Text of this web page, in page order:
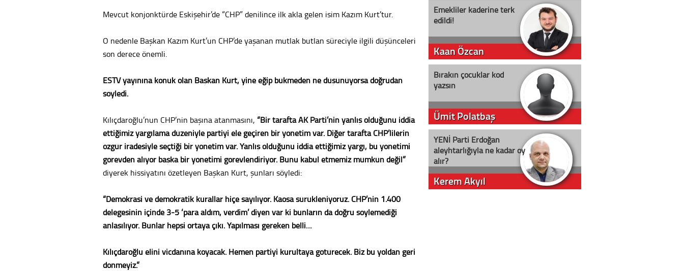
Mevcut konjonktürde Eskişehir’de “CHP” denilince ilk akla gelen isim Kazım Kurt’tur.
O nedenle Başkan Kazım Kurt’un CHP’de yaşanan mutlak butlan süreciyle ilgili düşünceleri
son derece önemli.
ESTV yayınına konuk olan Başkan Kurt, yine eğip bükmeden ne düşünüyorsa doğrudan
söyledi.
Kılıçdaroğlu’nun CHP’nin başına atanmasını, “Bir tarafta AK Parti’nin yanlış olduğunu iddia
ettiğimiz yargılama düzeniyle partiyi ele geçiren bir yönetim var. Diğer tarafta CHP’lilerin
özgür iradesiyle seçtiği bir yönetim var. Yanlış olduğunu iddia ettiğimiz yargı, bu yönetimi
görevden alıyor başka bir yönetimi görevlendiriyor. Bunu kabul etmemiz mümkün değil”
diyerek hissiyatını özetleyen Başkan Kurt, şunları söyledi:
“Demokrasi ve demokratik kurallar hiçe sayılıyor. Kaosa sürükleniyoruz. CHP’nin 1.400
delegesinin içinde 3-5 ‘para aldım, verdim’ diyen var ki bunların da doğru söylemediği
anlaşılıyor. Bunlar hepsi ortaya çıkı. Yapılması gereken belli…
Kılıçdaroğlu elini vicdanına koyacak. Hemen partiyi kurultaya götürecek. Biz bu yoldan geri
dönmeyiz.”
Emekliler kaderine terk
edildi!
Kaan Özcan
Bırakın çocuklar kod
yazsın
Ümit Polatbaş
YENİ Parti Erdoğan
aleyhtarlığıyla ne kadar oy
alır?
Kerem Akyıl